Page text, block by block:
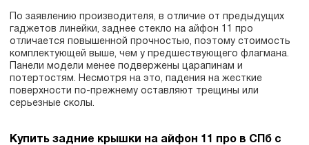
По заявлению производителя, в отличие от предыдущих
гаджетов линейки, заднее стекло на айфон 11 про
отличается повышенной прочностью, поэтому стоимость
комплектующей выше, чем у предшествующего флагмана.
Панели модели менее подвержены царапинам и
потертостям. Несмотря на это, падения на жесткие
поверхности по-прежнему оставляют трещины или
серьезные сколы.
Купить задние крышки на айфон 11 про в СПб с